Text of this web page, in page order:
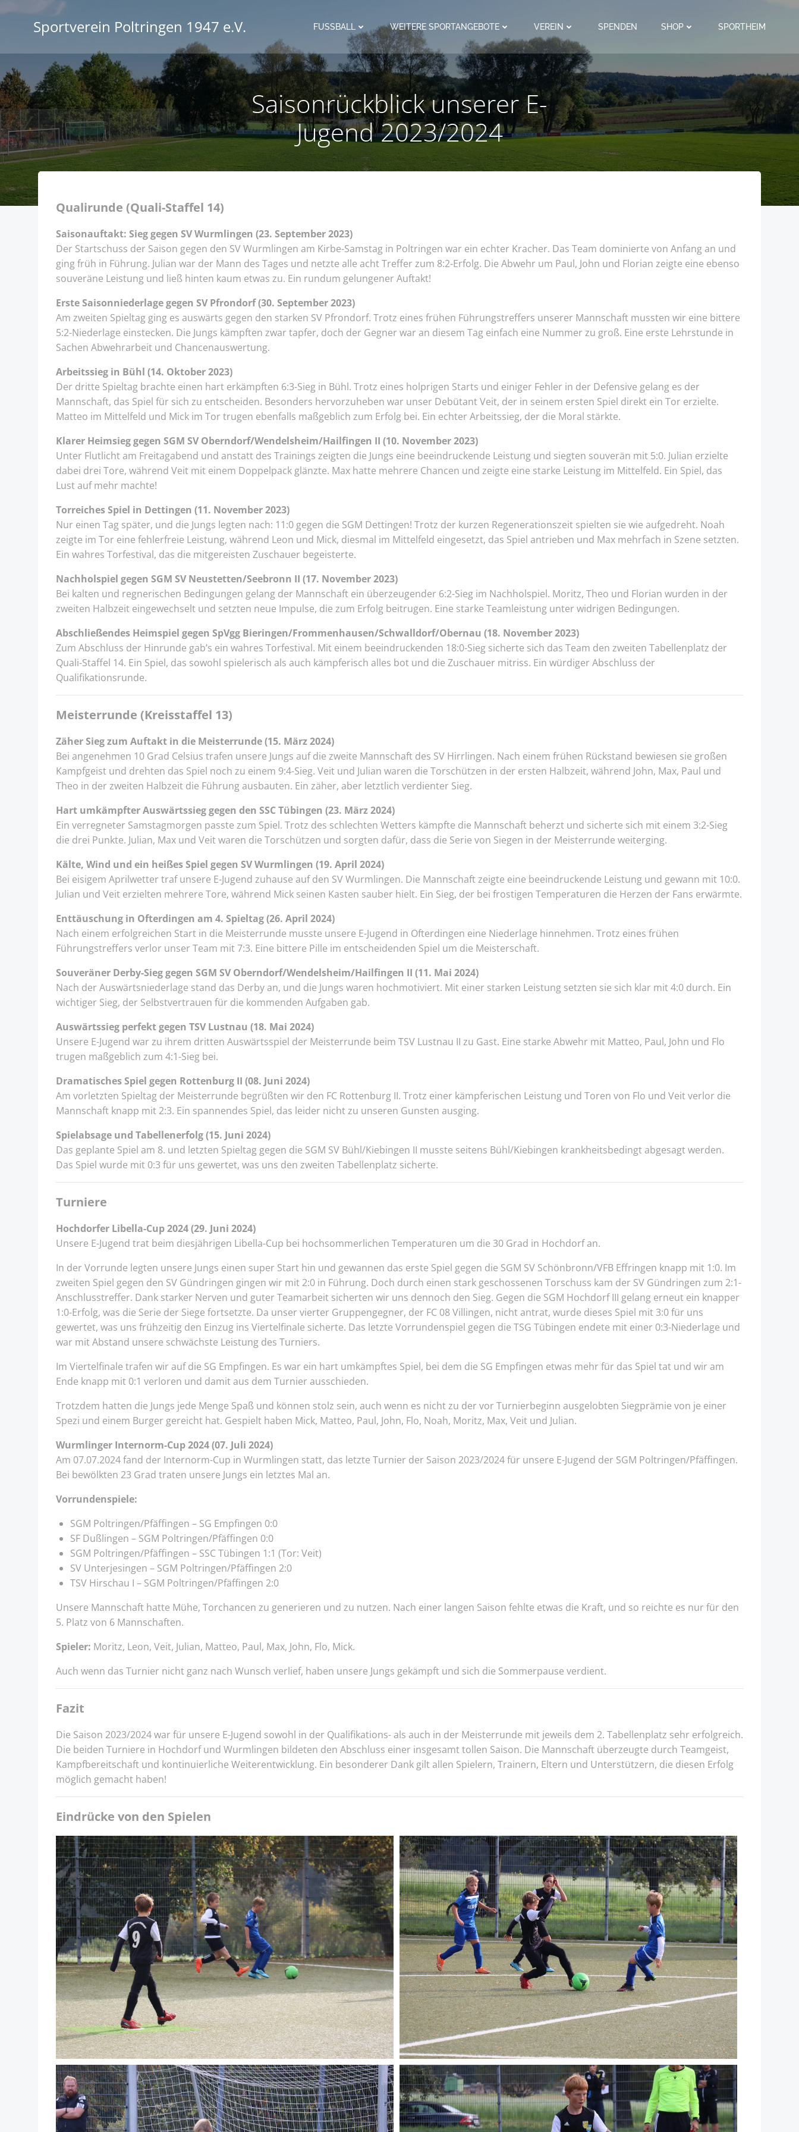
springenSportverein Poltringen 1947 e.V. FUSSBALL WEITERE SPORTANGEBOTE VEREIN SPENDEN SHOP SPORTHEIM
Saisonrückblick unserer E-
Jugend 2023/2024
Qualirunde (Quali-Staffel 14)
Saisonauftakt: Sieg gegen SV Wurmlingen (23. September 2023)
Der Startschuss der Saison gegen den SV Wurmlingen am Kirbe-Samstag in Poltringen war ein echter Kracher. Das Team dominierte von Anfang an und
ging früh in Führung. Julian war der Mann des Tages und netzte alle acht Treffer zum 8:2-Erfolg. Die Abwehr um Paul, John und Florian zeigte eine ebenso
souveräne Leistung und ließ hinten kaum etwas zu. Ein rundum gelungener Auftakt!
Erste Saisonniederlage gegen SV Pfrondorf (30. September 2023)
Am zweiten Spieltag ging es auswärts gegen den starken SV Pfrondorf. Trotz eines frühen Führungstreffers unserer Mannschaft mussten wir eine bittere
5:2-Niederlage einstecken. Die Jungs kämpften zwar tapfer, doch der Gegner war an diesem Tag einfach eine Nummer zu groß. Eine erste Lehrstunde in
Sachen Abwehrarbeit und Chancenauswertung.
Arbeitssieg in Bühl (14. Oktober 2023)
Der dritte Spieltag brachte einen hart erkämpften 6:3-Sieg in Bühl. Trotz eines holprigen Starts und einiger Fehler in der Defensive gelang es der
Mannschaft, das Spiel für sich zu entscheiden. Besonders hervorzuheben war unser Debütant Veit, der in seinem ersten Spiel direkt ein Tor erzielte.
Matteo im Mittelfeld und Mick im Tor trugen ebenfalls maßgeblich zum Erfolg bei. Ein echter Arbeitssieg, der die Moral stärkte.
Klarer Heimsieg gegen SGM SV Oberndorf/Wendelsheim/Hailfingen II (10. November 2023)
Unter Flutlicht am Freitagabend und anstatt des Trainings zeigten die Jungs eine beeindruckende Leistung und siegten souverän mit 5:0. Julian erzielte
dabei drei Tore, während Veit mit einem Doppelpack glänzte. Max hatte mehrere Chancen und zeigte eine starke Leistung im Mittelfeld. Ein Spiel, das
Lust auf mehr machte!
Torreiches Spiel in Dettingen (11. November 2023)
Nur einen Tag später, und die Jungs legten nach: 11:0 gegen die SGM Dettingen! Trotz der kurzen Regenerationszeit spielten sie wie aufgedreht. Noah
zeigte im Tor eine fehlerfreie Leistung, während Leon und Mick, diesmal im Mittelfeld eingesetzt, das Spiel antrieben und Max mehrfach in Szene setzten.
Ein wahres Torfestival, das die mitgereisten Zuschauer begeisterte.
Nachholspiel gegen SGM SV Neustetten/Seebronn II (17. November 2023)
Bei kalten und regnerischen Bedingungen gelang der Mannschaft ein überzeugender 6:2-Sieg im Nachholspiel. Moritz, Theo und Florian wurden in der
zweiten Halbzeit eingewechselt und setzten neue Impulse, die zum Erfolg beitrugen. Eine starke Teamleistung unter widrigen Bedingungen.
Abschließendes Heimspiel gegen SpVgg Bieringen/Frommenhausen/Schwalldorf/Obernau (18. November 2023)
Zum Abschluss der Hinrunde gab’s ein wahres Torfestival. Mit einem beeindruckenden 18:0-Sieg sicherte sich das Team den zweiten Tabellenplatz der
Quali-Staffel 14. Ein Spiel, das sowohl spielerisch als auch kämpferisch alles bot und die Zuschauer mitriss. Ein würdiger Abschluss der
Qualifikationsrunde.
Meisterrunde (Kreisstaffel 13)
Zäher Sieg zum Auftakt in die Meisterrunde (15. März 2024)
Bei angenehmen 10 Grad Celsius trafen unsere Jungs auf die zweite Mannschaft des SV Hirrlingen. Nach einem frühen Rückstand bewiesen sie großen
Kampfgeist und drehten das Spiel noch zu einem 9:4-Sieg. Veit und Julian waren die Torschützen in der ersten Halbzeit, während John, Max, Paul und
Theo in der zweiten Halbzeit die Führung ausbauten. Ein zäher, aber letztlich verdienter Sieg.
Hart umkämpfter Auswärtssieg gegen den SSC Tübingen (23. März 2024)
Ein verregneter Samstagmorgen passte zum Spiel. Trotz des schlechten Wetters kämpfte die Mannschaft beherzt und sicherte sich mit einem 3:2-Sieg
die drei Punkte. Julian, Max und Veit waren die Torschützen und sorgten dafür, dass die Serie von Siegen in der Meisterrunde weiterging.
Kälte, Wind und ein heißes Spiel gegen SV Wurmlingen (19. April 2024)
Bei eisigem Aprilwetter traf unsere E-Jugend zuhause auf den SV Wurmlingen. Die Mannschaft zeigte eine beeindruckende Leistung und gewann mit 10:0.
Julian und Veit erzielten mehrere Tore, während Mick seinen Kasten sauber hielt. Ein Sieg, der bei frostigen Temperaturen die Herzen der Fans erwärmte.
Enttäuschung in Ofterdingen am 4. Spieltag (26. April 2024)
Nach einem erfolgreichen Start in die Meisterrunde musste unsere E-Jugend in Ofterdingen eine Niederlage hinnehmen. Trotz eines frühen
Führungstreffers verlor unser Team mit 7:3. Eine bittere Pille im entscheidenden Spiel um die Meisterschaft.
Souveräner Derby-Sieg gegen SGM SV Oberndorf/Wendelsheim/Hailfingen II (11. Mai 2024)
Nach der Auswärtsniederlage stand das Derby an, und die Jungs waren hochmotiviert. Mit einer starken Leistung setzten sie sich klar mit 4:0 durch. Ein
wichtiger Sieg, der Selbstvertrauen für die kommenden Aufgaben gab.
Auswärtssieg perfekt gegen TSV Lustnau (18. Mai 2024)
Unsere E-Jugend war zu ihrem dritten Auswärtsspiel der Meisterrunde beim TSV Lustnau II zu Gast. Eine starke Abwehr mit Matteo, Paul, John und Flo
trugen maßgeblich zum 4:1-Sieg bei.
Dramatisches Spiel gegen Rottenburg II (08. Juni 2024)
Am vorletzten Spieltag der Meisterrunde begrüßten wir den FC Rottenburg II. Trotz einer kämpferischen Leistung und Toren von Flo und Veit verlor die
Mannschaft knapp mit 2:3. Ein spannendes Spiel, das leider nicht zu unseren Gunsten ausging.
Spielabsage und Tabellenerfolg (15. Juni 2024)
Das geplante Spiel am 8. und letzten Spieltag gegen die SGM SV Bühl/Kiebingen II musste seitens Bühl/Kiebingen krankheitsbedingt abgesagt werden.
Das Spiel wurde mit 0:3 für uns gewertet, was uns den zweiten Tabellenplatz sicherte.
Turniere
Hochdorfer Libella-Cup 2024 (29. Juni 2024)
Unsere E-Jugend trat beim diesjährigen Libella-Cup bei hochsommerlichen Temperaturen um die 30 Grad in Hochdorf an.
In der Vorrunde legten unsere Jungs einen super Start hin und gewannen das erste Spiel gegen die SGM SV Schönbronn/VFB Effringen knapp mit 1:0. Im
zweiten Spiel gegen den SV Gündringen gingen wir mit 2:0 in Führung. Doch durch einen stark geschossenen Torschuss kam der SV Gündringen zum 2:1-
Anschlusstreffer. Dank starker Nerven und guter Teamarbeit sicherten wir uns dennoch den Sieg. Gegen die SGM Hochdorf III gelang erneut ein knapper
1:0-Erfolg, was die Serie der Siege fortsetzte. Da unser vierter Gruppengegner, der FC 08 Villingen, nicht antrat, wurde dieses Spiel mit 3:0 für uns
gewertet, was uns frühzeitig den Einzug ins Viertelfinale sicherte. Das letzte Vorrundenspiel gegen die TSG Tübingen endete mit einer 0:3-Niederlage und
war mit Abstand unsere schwächste Leistung des Turniers.
Im Viertelfinale trafen wir auf die SG Empfingen. Es war ein hart umkämpftes Spiel, bei dem die SG Empfingen etwas mehr für das Spiel tat und wir am
Ende knapp mit 0:1 verloren und damit aus dem Turnier ausschieden.
Trotzdem hatten die Jungs jede Menge Spaß und können stolz sein, auch wenn es nicht zu der vor Turnierbeginn ausgelobten Siegprämie von je einer
Spezi und einem Burger gereicht hat. Gespielt haben Mick, Matteo, Paul, John, Flo, Noah, Moritz, Max, Veit und Julian.
Wurmlinger Internorm-Cup 2024 (07. Juli 2024)
Am 07.07.2024 fand der Internorm-Cup in Wurmlingen statt, das letzte Turnier der Saison 2023/2024 für unsere E-Jugend der SGM Poltringen/Pfäffingen.
Bei bewölkten 23 Grad traten unsere Jungs ein letztes Mal an.
Vorrundenspiele:
SGM Poltringen/Pfäffingen – SG Empfingen 0:0
SF Dußlingen – SGM Poltringen/Pfäffingen 0:0
SGM Poltringen/Pfäffingen – SSC Tübingen 1:1 (Tor: Veit)
SV Unterjesingen – SGM Poltringen/Pfäffingen 2:0
TSV Hirschau I – SGM Poltringen/Pfäffingen 2:0
Unsere Mannschaft hatte Mühe, Torchancen zu generieren und zu nutzen. Nach einer langen Saison fehlte etwas die Kraft, und so reichte es nur für den
5. Platz von 6 Mannschaften.
Spieler: Moritz, Leon, Veit, Julian, Matteo, Paul, Max, John, Flo, Mick.
Auch wenn das Turnier nicht ganz nach Wunsch verlief, haben unsere Jungs gekämpft und sich die Sommerpause verdient.
Fazit
Die Saison 2023/2024 war für unsere E-Jugend sowohl in der Qualifikations- als auch in der Meisterrunde mit jeweils dem 2. Tabellenplatz sehr erfolgreich.
Die beiden Turniere in Hochdorf und Wurmlingen bildeten den Abschluss einer insgesamt tollen Saison. Die Mannschaft überzeugte durch Teamgeist,
Kampfbereitschaft und kontinuierliche Weiterentwicklung. Ein besonderer Dank gilt allen Spielern, Trainern, Eltern und Unterstützern, die diesen Erfolg
möglich gemacht haben!
Eindrücke von den Spielen